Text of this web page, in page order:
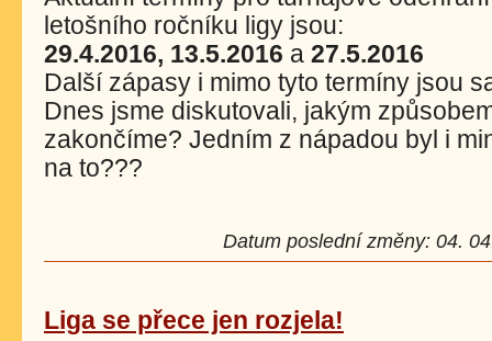
letošního ročníku ligy jsou:
29.4.2016, 13.5.2016 a 27.5.2016
Další zápasy i mimo tyto termíny jsou
Dnes jsme diskutovali, jakým
zakončíme? Jedním z nápadou byl i
na to???
Datum poslední změny: 04.
Liga se přece jen rozjela!